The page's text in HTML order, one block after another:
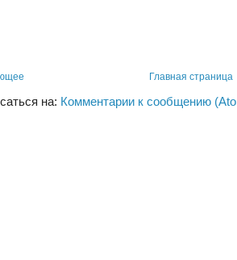
Главная страница
на: Комментарии к сообщению